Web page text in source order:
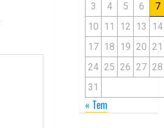
3 4 5 6
7
10 11 12 13
14
17 18 19 20 21
24 25 26 27 28
31
« Tem